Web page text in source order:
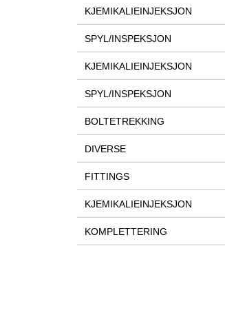
KJEMIKALIEINJEKSJON
SPYL/INSPEKSJON
KJEMIKALIEINJEKSJON
SPYL/INSPEKSJON
BOLTETREKKING
DIVERSE
FITTINGS
KJEMIKALIEINJEKSJON
KOMPLETTERING